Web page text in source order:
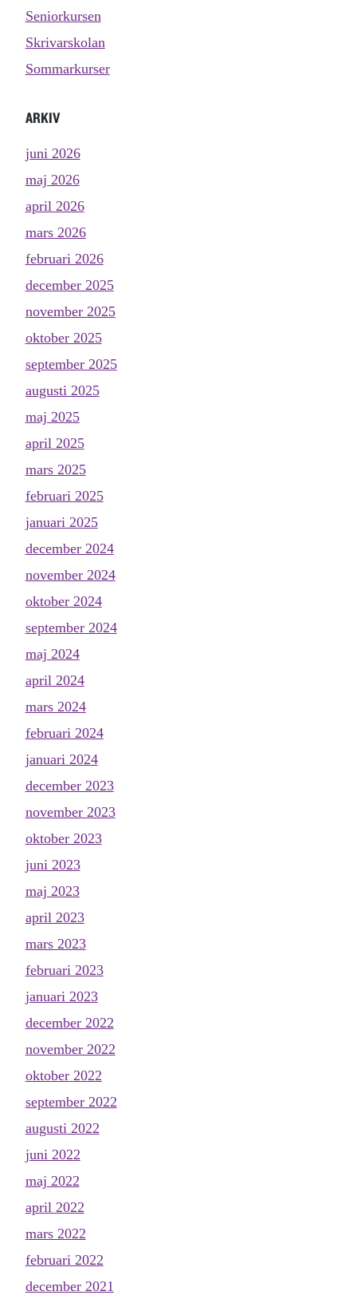
Seniorkursen
Skrivarskolan
Sommarkurser
ARKIV
juni 2026
maj 2026
april 2026
mars 2026
februari 2026
december 2025
november 2025
oktober 2025
september 2025
augusti 2025
maj 2025
april 2025
mars 2025
februari 2025
januari 2025
december 2024
november 2024
oktober 2024
september 2024
maj 2024
april 2024
mars 2024
februari 2024
januari 2024
december 2023
november 2023
oktober 2023
juni 2023
maj 2023
april 2023
mars 2023
februari 2023
januari 2023
december 2022
november 2022
oktober 2022
september 2022
augusti 2022
juni 2022
maj 2022
april 2022
mars 2022
februari 2022
december 2021